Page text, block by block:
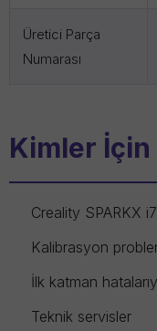
Üretici Parça
Numarası
Kimler İçin
Creality SPARKX i7
Kalibrasyon
İlk katman
Teknik servisler